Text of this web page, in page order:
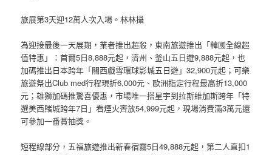
旅展第3天迎12萬人次入場。林林攝
為迎接最後一天展期，業者推出超殺，東南旅遊推出「韓國全線超
值特惠」：首爾5日8,888元起，濟州、釜山五日遊9,888元起，也
加碼推出日本跨年「關西戲雪環球影城五日遊」32,900元起；可樂
旅遊祭出Club med行程現折6,000元、歐洲指定行程最高折13,000
元；雄獅加碼推驚喜優惠，市場唯一搭星宇到拉斯維加斯跨年「特
選美西賭城跨年7日」看煙火齊放54,999元起，現場消費滿3萬元還
可參加一番賞抽獎。
短程線部分，五福旅遊推出新春宿霧5日49,888元起，第二人直扣1